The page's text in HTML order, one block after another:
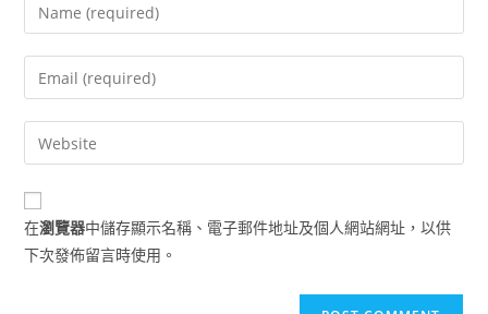
your
name
comment
Enter
your
email
address
comment
Enter
your
website
URL
(optional)
在瀏覽器中儲存顯示名稱、電子郵件地址及個人網站網址，以供
下次發佈留言時使用。